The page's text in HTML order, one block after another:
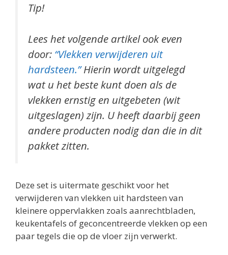
Tip!
Lees het volgende artikel ook even
door: “Vlekken verwijderen uit
hardsteen.”Hierin wordt uitgelegd
wat u het beste kunt doen als de
vlekken ernstig en uitgebeten (wit
uitgeslagen) zijn. U heeft daarbij geen
andere producten nodig dan die in dit
pakket zitten.
Deze set is uitermate geschikt voor het
verwijderen van vlekken uit hardsteen van
kleinere oppervlakken zoals aanrechtbladen,
keukentafels of geconcentreerde vlekken op een
paar tegels die op de vloer zijn verwerkt.